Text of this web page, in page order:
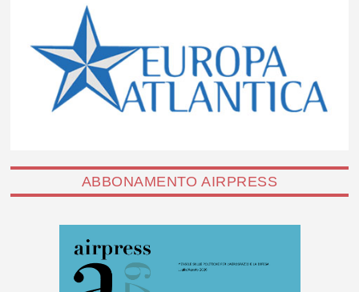
ABBONAMENTO AIRPRESS